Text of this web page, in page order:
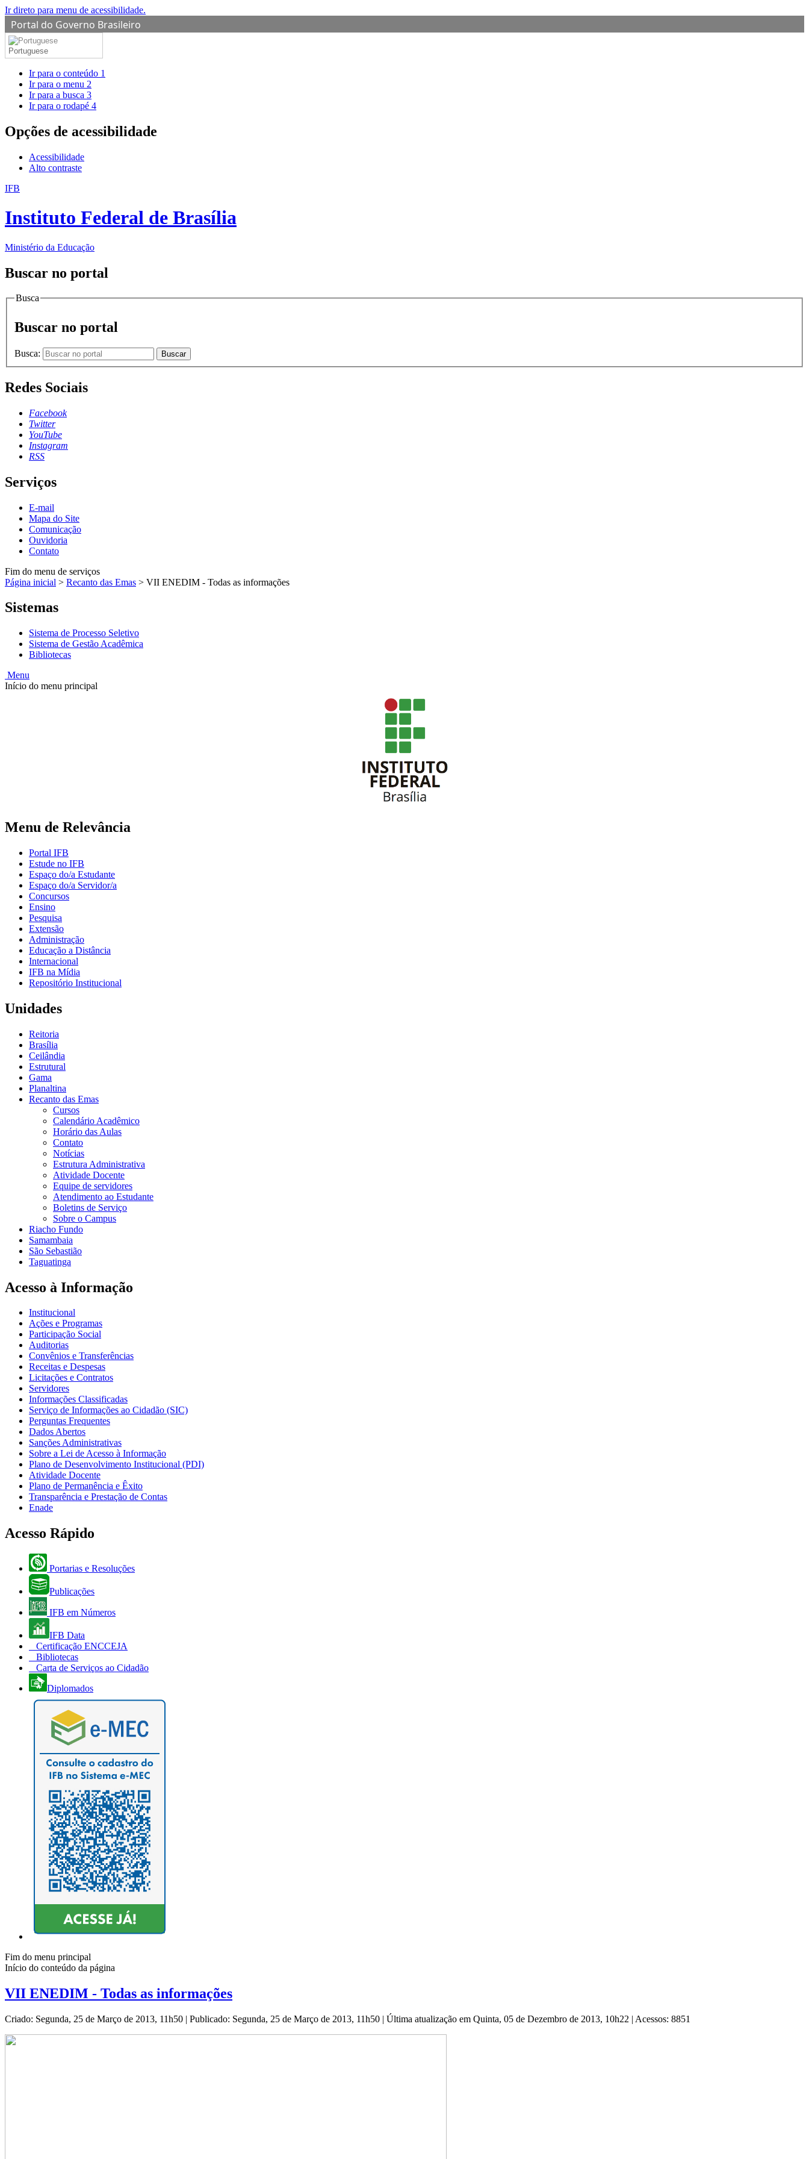
Ir direto para menu de acessibilidade.
Portal do Governo Brasileiro
Portuguese
Ir para o conteúdo 1
Ir para o menu 2
Ir para a busca 3
Ir para o rodapé 4
Opções de acessibilidade
Acessibilidade
Alto contraste
IFB
Instituto Federal de Brasília
Ministério da Educação
Buscar no portal
Busca
Buscar no portal
Busca: Buscar
Redes Sociais
Facebook
Twitter
YouTube
Instagram
RSS
Serviços
E-mail
Mapa do Site
Comunicação
Ouvidoria
Contato
Fim do menu de serviços
Página inicial > Recanto das Emas > VII ENEDIM - Todas as informações
Sistemas
Sistema de Processo Seletivo
Sistema de Gestão Acadêmica
Bibliotecas
Menu
Início do menu principal
Menu de Relevância
Portal IFB
Estude no IFB
Espaço do/a Estudante
Espaço do/a Servidor/a
Concursos
Ensino
Pesquisa
Extensão
Administração
Educação a Distância
Internacional
IFB na Mídia
Repositório Institucional
Unidades
Reitoria
Brasília
Ceilândia
Estrutural
Gama
Planaltina
Recanto das Emas
Cursos
Calendário Acadêmico
Horário das Aulas
Contato
Notícias
Estrutura Administrativa
Atividade Docente
Equipe de servidores
Atendimento ao Estudante
Boletins de Serviço
Sobre o Campus
Riacho Fundo
Samambaia
São Sebastião
Taguatinga
Acesso à Informação
Institucional
Ações e Programas
Participação Social
Auditorias
Convênios e Transferências
Receitas e Despesas
Licitações e Contratos
Servidores
Informações Classificadas
Serviço de Informações ao Cidadão (SIC)
Perguntas Frequentes
Dados Abertos
Sanções Administrativas
Sobre a Lei de Acesso à Informação
Plano de Desenvolvimento Institucional (PDI)
Atividade Docente
Plano de Permanência e Êxito
Transparência e Prestação de Contas
Enade
Acesso Rápido
Portarias e Resoluções
Publicações
IFB em Números
IFB Data
Certificação ENCCEJA
Bibliotecas
Carta de Serviços ao Cidadão
Diplomados
Fim do menu principal
Início do conteúdo da página
VII ENEDIM - Todas as informações
Criado: Segunda, 25 de Março de 2013, 11h50 | Publicado: Segunda, 25 de Março de 2013, 11h50 | Última atualização em Quinta, 05 de Dezembro de 2013, 10h22 | Acessos: 8851